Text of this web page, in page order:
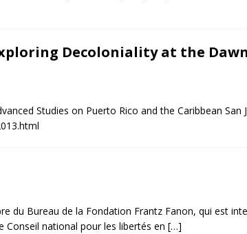
Decoloniality at the
Studies on Puerto Rico and the Caribbean San
du Bureau de la Fondation Frantz Fanon, qui est
Conseil national pour les libertés en […]